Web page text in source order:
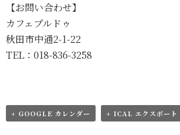
【お問い合わせ】
カフェプルドゥ
秋田市中通2-1-22
TEL：018-836-3258
+ GOOGLE カレンダー + ICAL エクスポート